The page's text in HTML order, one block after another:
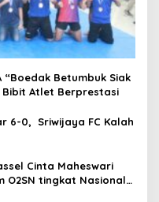
“Boedak Betumbuk Siak
Bibit Atlet Berprestasi
6-0, Sriwijaya FC Kalah
Cinta Maheswari
O2SN tingkat Nasional